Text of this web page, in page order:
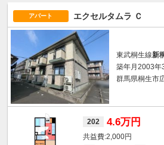
アパート エクセルタムラ Ｃ
東武桐生線新
築年月2003年
群馬県桐生市
202 4.6万円
2,000円